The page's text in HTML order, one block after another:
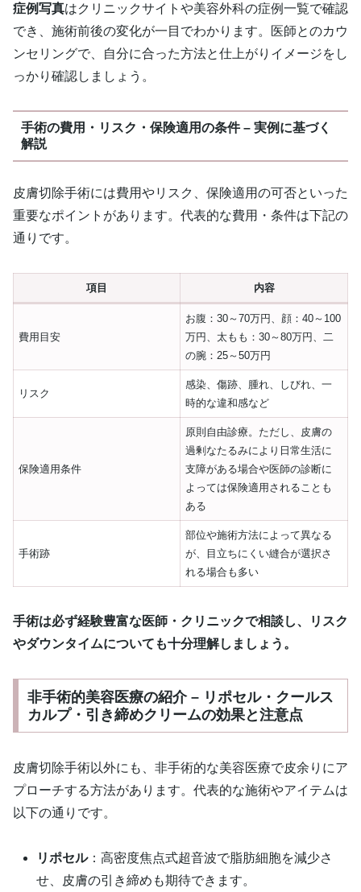
症例写真はクリニックサイトや美容外科の症例一覧で確認
でき、施術前後の変化が一目でわかります。医師とのカウ
ンセリングで、自分に合った方法と仕上がりイメージをし
っかり確認しましょう。
手術の費用・リスク・保険適用の条件 – 実例に基づく
解説
皮膚切除手術には費用やリスク、保険適用の可否といった
重要なポイントがあります。代表的な費用・条件は下記の
通りです。
項目 内容
費用目安
お腹：30～70万円、顔：40～100
万円、太もも：30～80万円、二
の腕：25～50万円
リスク
感染、傷跡、腫れ、しびれ、一
時的な違和感など
保険適用条件
原則自由診療。ただし、皮膚の
過剰なたるみにより日常生活に
支障がある場合や医師の診断に
よっては保険適用されることも
ある
手術跡
部位や施術方法によって異なる
が、目立ちにくい縫合が選択さ
れる場合も多い
手術は必ず経験豊富な医師・クリニックで相談し、リスク
やダウンタイムについても十分理解しましょう。
非手術的美容医療の紹介 – リポセル・クールス
カルプ・引き締めクリームの効果と注意点
皮膚切除手術以外にも、非手術的な美容医療で皮余りにア
プローチする方法があります。代表的な施術やアイテムは
以下の通りです。
リポセル：高密度焦点式超音波で脂肪細胞を減少さ
せ、皮膚の引き締めも期待できます。